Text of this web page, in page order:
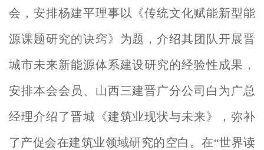
会，安排杨建平理事以《传统文化赋能新型能
源课题研究的诀窍》为题，介绍其团队开展晋
城市未来新能源体系建设研究的经验性成果，
安排本会会员、山西三建晋广分公司白为广总
经理介绍了晋城《建筑业现状与未来》，弥补
了产促会在建筑业领域研究的空白。在“世界读